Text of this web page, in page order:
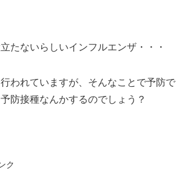
たないらしいインフルエンザ・・・
われていますが、そんなことで予防で
防接種なんかするのでしょう？
ク